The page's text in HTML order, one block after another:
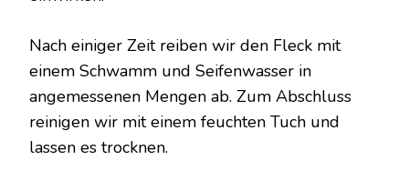
Nach einiger Zeit reiben wir den Fleck mit
einem Schwamm und Seifenwasser in
angemessenen Mengen ab. Zum Abschluss
reinigen wir mit einem feuchten Tuch und
lassen es trocknen.